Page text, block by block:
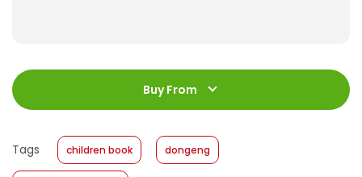
ISBN :
978-623-03-1423-0
40 halaman
Size
:
23 cm x 23 cm
Format
: Softcover
Buy From
Tags children book dongeng